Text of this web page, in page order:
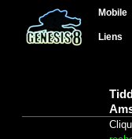
Mobile
Liens